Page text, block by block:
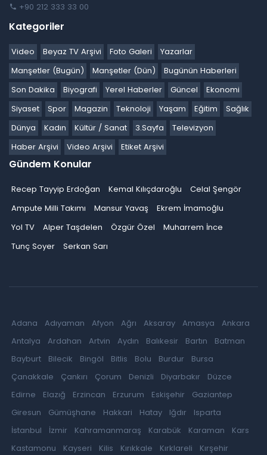
+90 212 333 33 00
Kategoriler
Video Beyaz TV Arşivi Foto Galeri
Yazarlar
Manşetler (Bugün)
Manşetler (Dün)
Bugünün Haberleri
Son Dakika
Biyografi Yerel Haberler Güncel
Ekonomi
Siyaset
Spor Magazin Teknoloji Yaşam Eğitim
Sağlık
Dünya
Kadın Kültür / Sanat 3.Sayfa
Televizyon
Haber Arşivi
Video Arşivi Etiket Arşivi
Gündem Konular
Recep Tayyip Erdoğan Kemal Kılıçdaroğlu
Celal Şengör
Ampute Milli Takımı
Mansur Yavaş
Ekrem İmamoğlu
Yol TV
Alper Taşdelen Özgür Özel
Muharrem İnce
Tunç Soyer
Serkan Sarı
Adana Adıyaman Afyon Ağrı Aksaray Amasya
Ankara
Antalya
Ardahan Artvin Aydın Balıkesir Bartın
Batman
Bayburt
Bilecik Bingöl Bitlis Bolu Burdur
Bursa
Çanakkale
Çankırı Çorum Denizli Diyarbakır
Düzce
Edirne
Elazığ Erzincan Erzurum Eskişehir
Gaziantep
Giresun
Gümüşhane Hakkari Hatay Iğdır
Isparta
İstanbul
İzmir Kahramanmaraş Karabük Karaman
Kars
Kastamonu
Kayseri Kilis Kırıkkale Kırklareli
Kırşehir